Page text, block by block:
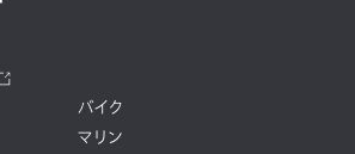
バイク
マリン